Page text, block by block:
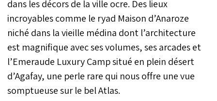
dans les décors de la ville ocre. Des lieux
incroyables comme le ryad Maison d’Anaroze
niché dans la vieille médina dont l’architecture
est magnifique avec ses volumes, ses arcades et
l’Emeraude Luxury Camp situé en plein désert
d’Agafay, une perle rare qui nous offre une vue
somptueuse sur le bel Atlas.